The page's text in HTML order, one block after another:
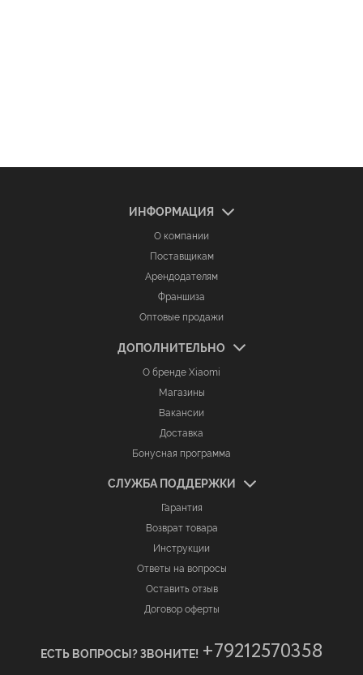
ИНФОРМАЦИЯ
О компании
Поставщикам
Арендодателям
Франшиза
Оптовые продажи
ДОПОЛНИТЕЛЬНО
О бренде Xiaomi
Магазины
Вакансии
Доставка
Бонусная программа
СЛУЖБА ПОДДЕРЖКИ
Гарантия
Возврат товара
Инструкции
Ответы на вопросы
Оставить отзыв
Договор оферты
ЕСТЬ ВОПРОСЫ? ЗВОНИТЕ! +79212570358